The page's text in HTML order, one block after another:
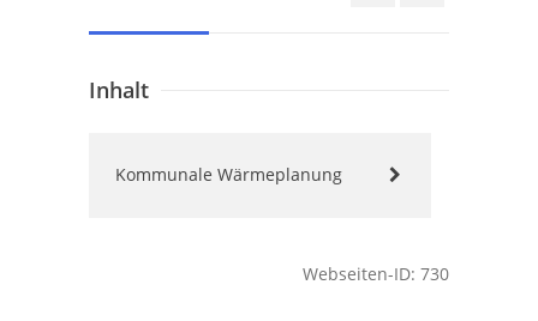
Inhalt
Kommunale Wärmeplanung
Webseiten-ID: 730